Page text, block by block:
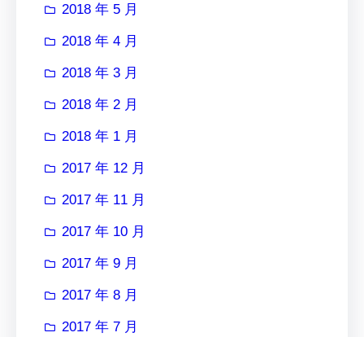
2018 年 5 月
2018 年 4 月
2018 年 3 月
2018 年 2 月
2018 年 1 月
2017 年 12 月
2017 年 11 月
2017 年 10 月
2017 年 9 月
2017 年 8 月
2017 年 7 月